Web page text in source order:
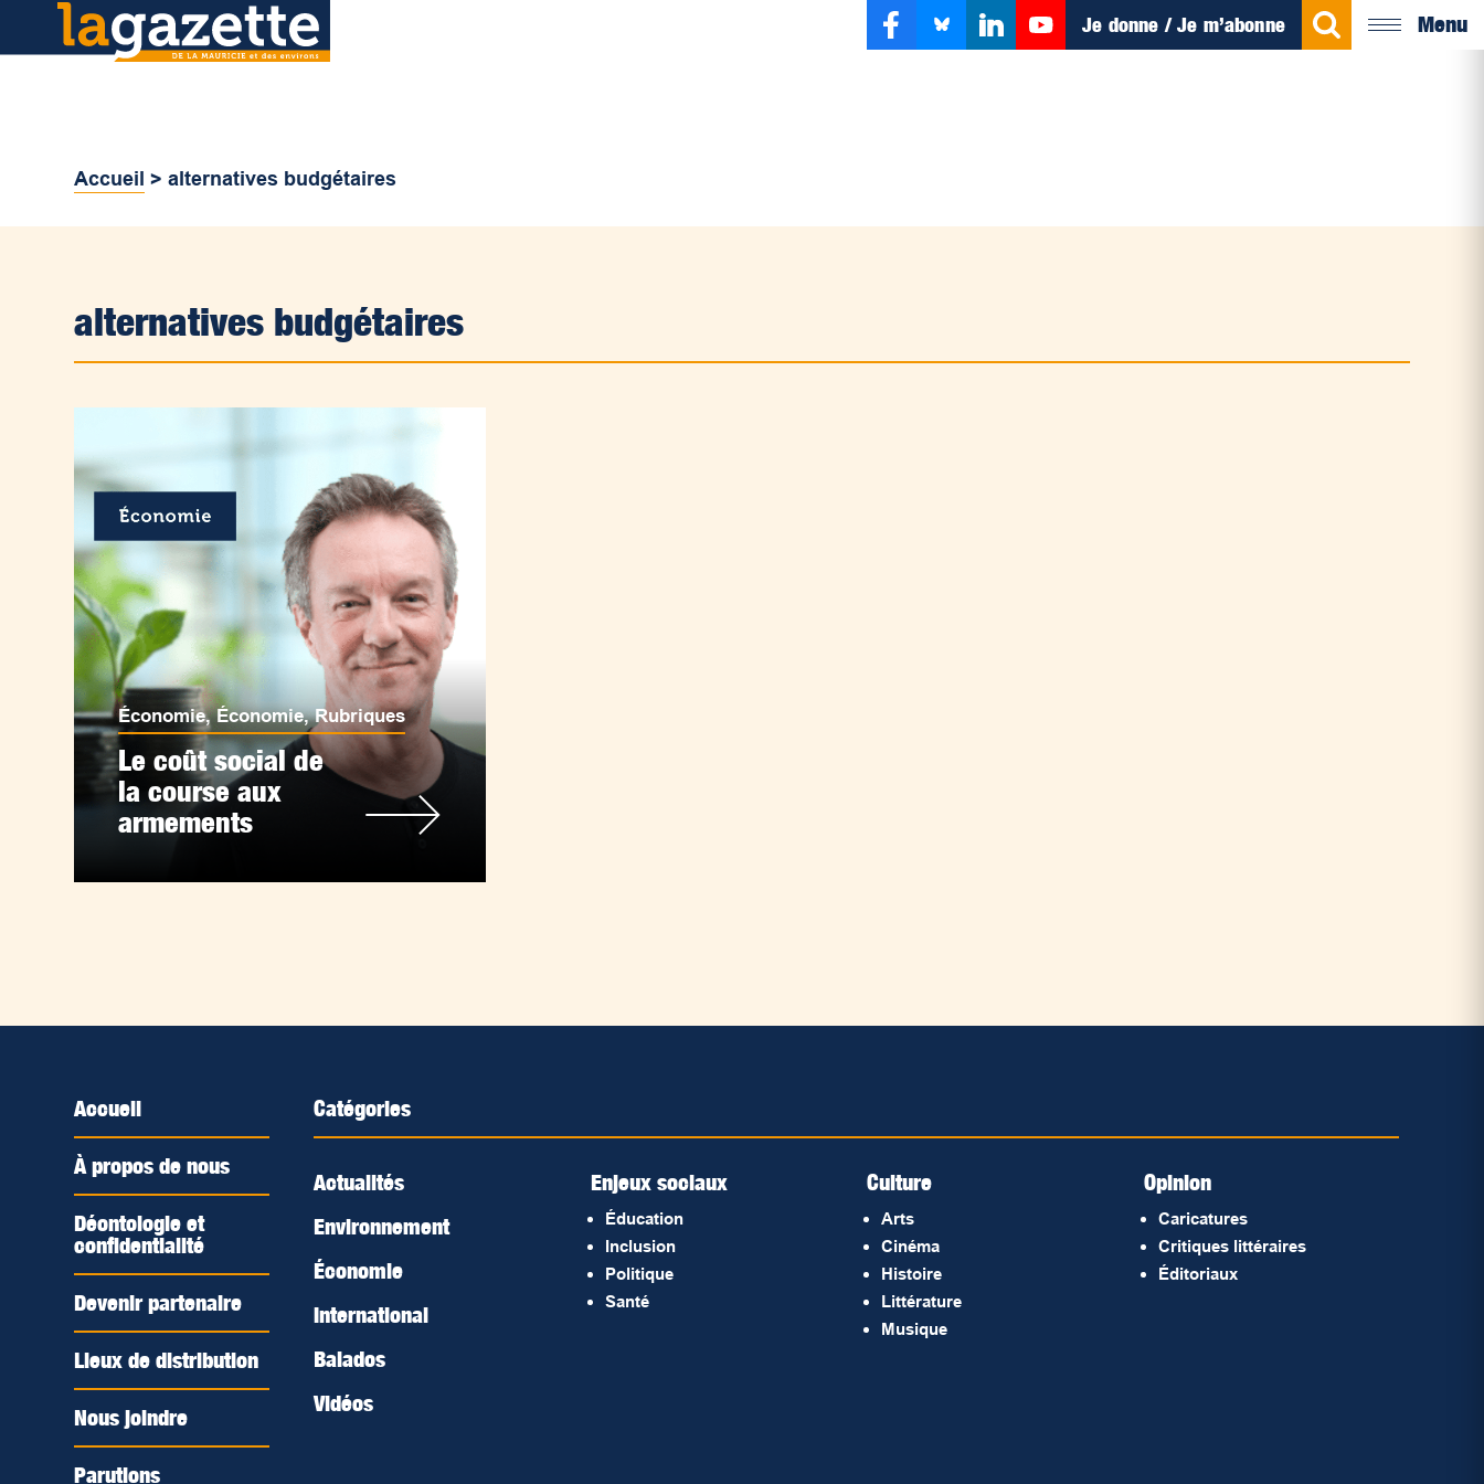
Je donne / Je m’abonne Menu
Accueil >alternatives budgétaires
alternatives budgétaires
Économie,Économie,Rubriques
Le coût social de
la course aux
armements
Accueil
À propos de nous
Déontologie et
confidentialité
Devenir partenaire
Lieux de distribution
Nous joindre
Parutions
Catégories
Actualités
Environnement
Économie
International
Balados
Vidéos
Enjeux sociaux
Éducation
Inclusion
Politique
Santé
Culture
Arts
Cinéma
Histoire
Littérature
Musique
Opinion
Caricatures
Critiques littéraires
Éditoriaux